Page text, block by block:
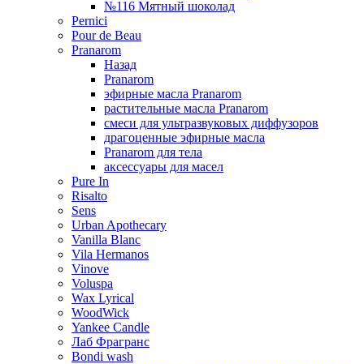
№116 Мятный шоколад
Pernici
Pour de Beau
Pranarom
Назад
Pranarom
эфирные масла Pranarom
растительные масла Pranarom
смеси для ультразвуковых диффузоров
драгоценные эфирные масла
Pranarom для тела
аксессуары для масел
Pure In
Risalto
Sens
Urban Apothecary
Vanilla Blanc
Vila Hermanos
Vinove
Voluspa
Wax Lyrical
WoodWick
Yankee Candle
Лаб Фрагранс
Bondi wash